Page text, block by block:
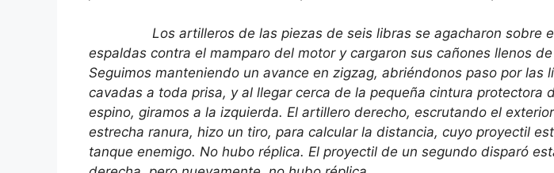
Los artilleros de las piezas de seis libras se agacharon sobre el
espaldas contra el mamparo del motor y cargaron sus cañones llenos
Seguimos manteniendo un avance en zigzag, abriéndonos paso por las
cavadas a toda prisa, y al llegar cerca de la pequeña cintura protectora
espino, giramos a la izquierda. El artillero derecho, escrutando el
estrecha ranura, hizo un tiro, para calcular la distancia, cuyo proyectil
tanque enemigo. No hubo réplica. El proyectil de un segundo disparó